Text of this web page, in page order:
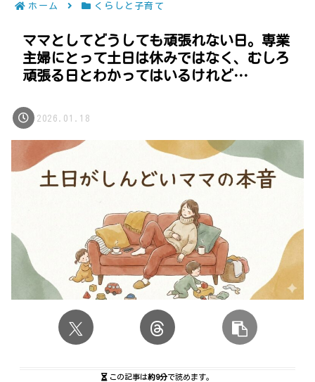
ホーム くらしと子育て
ママとしてどうしても頑張れない日。専業
主婦にとって土日は休みではなく、むしろ
頑張る日とわかってはいるけれど…
2026.01.18
この記事は約9分で読めます。